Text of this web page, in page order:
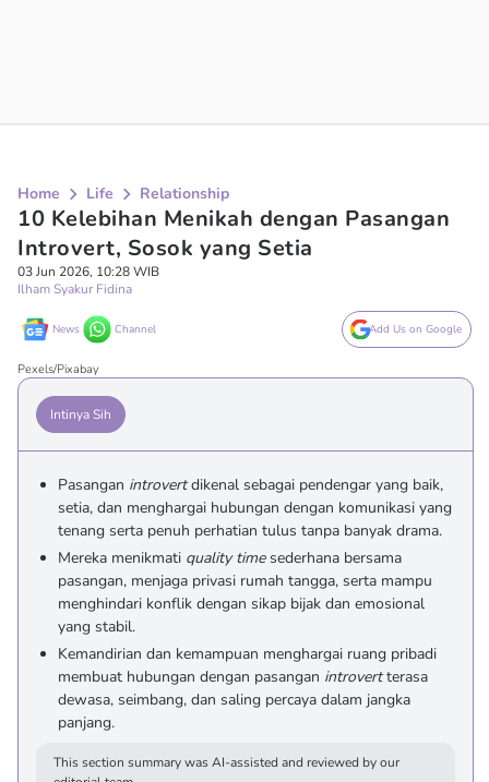
Home Life Relationship
10 Kelebihan Menikah dengan Pasangan
Introvert, Sosok yang Setia
03 Jun 2026, 10:28 WIB
Ilham Syakur Fidina
News Channel Add Us on Google
Pexels/Pixabay
Intinya Sih
Pasangan introvertdikenal sebagai pendengar yang baik,
setia, dan menghargai hubungan dengan komunikasi yang
tenang serta penuh perhatian tulus tanpa banyak drama.
Mereka menikmati quality timesederhana bersama
pasangan, menjaga privasi rumah tangga, serta mampu
menghindari konflik dengan sikap bijak dan emosional
yang stabil.
Kemandirian dan kemampuan menghargai ruang pribadi
membuat hubungan dengan pasangan introvertterasa
dewasa, seimbang, dan saling percaya dalam jangka
panjang.
This section summary was AI-assisted and reviewed by our